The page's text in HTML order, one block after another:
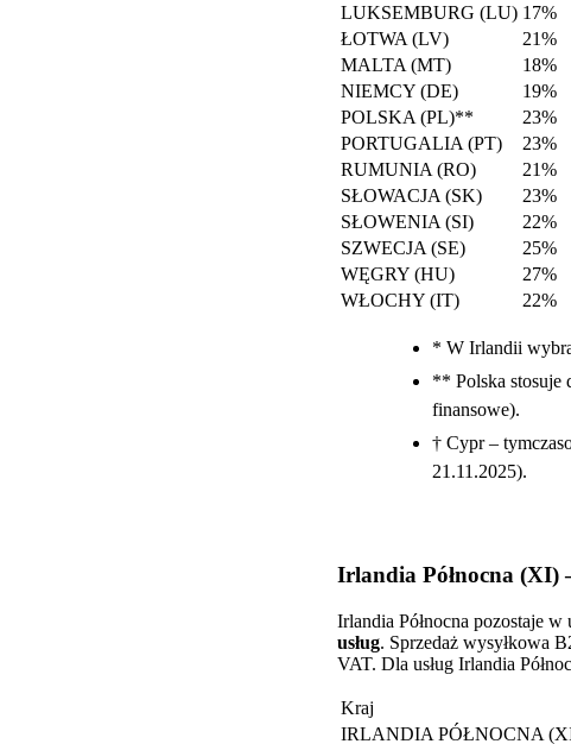
LUKSEMBURG (LU) 17%
ŁOTWA (LV)
21%
MALTA (MT)
18%
NIEMCY (DE)
19%
POLSKA (PL)**
23%
PORTUGALIA (PT)
23%
RUMUNIA (RO)
21%
SŁOWACJA (SK)
23%
SŁOWENIA (SI)
22%
SZWECJA (SE)
25%
WĘGRY (HU)
27%
WŁOCHY (IT)
22%
* W Irlandii
** Polska stosuje
finansowe).
† Cypr –
21.11.2025).
Irlandia Północna (XI)
Irlandia Północna pozostaje
usług. Sprzedaż wysyłkowa
VAT. Dla usług Irlandia
Kraj
IRLANDIA PÓŁNOCNA